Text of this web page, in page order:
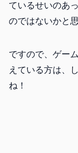
ているせいのあ
のではないかと
ですので、ゲー
えている方は、
ね！